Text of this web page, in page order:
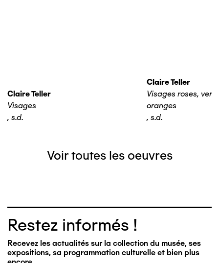
Claire Teller
Visages
, s.d.
Claire Teller
Visages roses,
oranges
, s.d.
Voir toutes les oeuvres
Restez informés !
Recevez les actualités sur la collection du musée, ses
expositions, sa programmation culturelle et bien plus